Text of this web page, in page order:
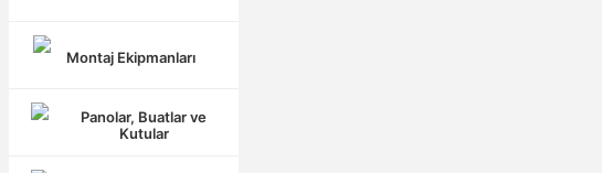
Montaj Ekipmanları
Panolar, Buatlar ve
Kutular